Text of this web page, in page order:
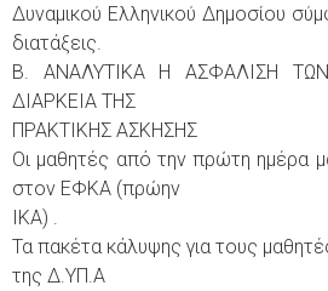
Δυναμικού Ελληνικού Δημοσίου
διατάξεις.
Β. ΑΝΑΛΥΤΙΚΑ Η ΑΣΦΑΛΙΣΗ
ΔΙΑΡΚΕΙΑ ΤΗΣ
ΠΡΑΚΤΙΚΗΣ ΑΣΚΗΣΗΣ
Οι μαθητές από την πρώτη ημέρα
στον ΕΦΚΑ (πρώην
ΙΚΑ) .
Τα πακέτα κάλυψης για τους
της Δ.ΥΠ.Α